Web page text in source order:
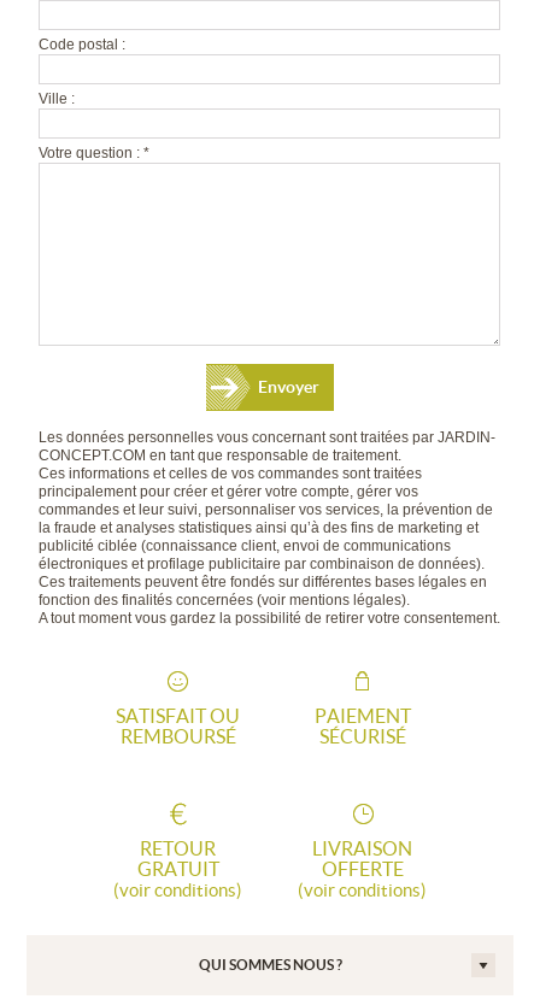
Code postal :
Ville :
Votre question : *
Les données personnelles vous concernant sont traitées par JARDIN-
CONCEPT.COM en tant que responsable de traitement.
Ces informations et celles de vos commandes sont traitées
principalement pour créer et gérer votre compte, gérer vos
commandes et leur suivi, personnaliser vos services, la prévention de
la fraude et analyses statistiques ainsi qu’à des fins de marketing et
publicité ciblée (connaissance client, envoi de communications
électroniques et profilage publicitaire par combinaison de données).
Ces traitements peuvent être fondés sur différentes bases légales en
fonction des finalités concernées (voir mentions légales).
A tout moment vous gardez la possibilité de retirer votre consentement.
SATISFAIT OU
REMBOURSÉ
PAIEMENT
SÉCURISÉ
RETOUR
GRATUIT
(voir conditions)
LIVRAISON
OFFERTE
(voir conditions)
QUI SOMMES NOUS ?